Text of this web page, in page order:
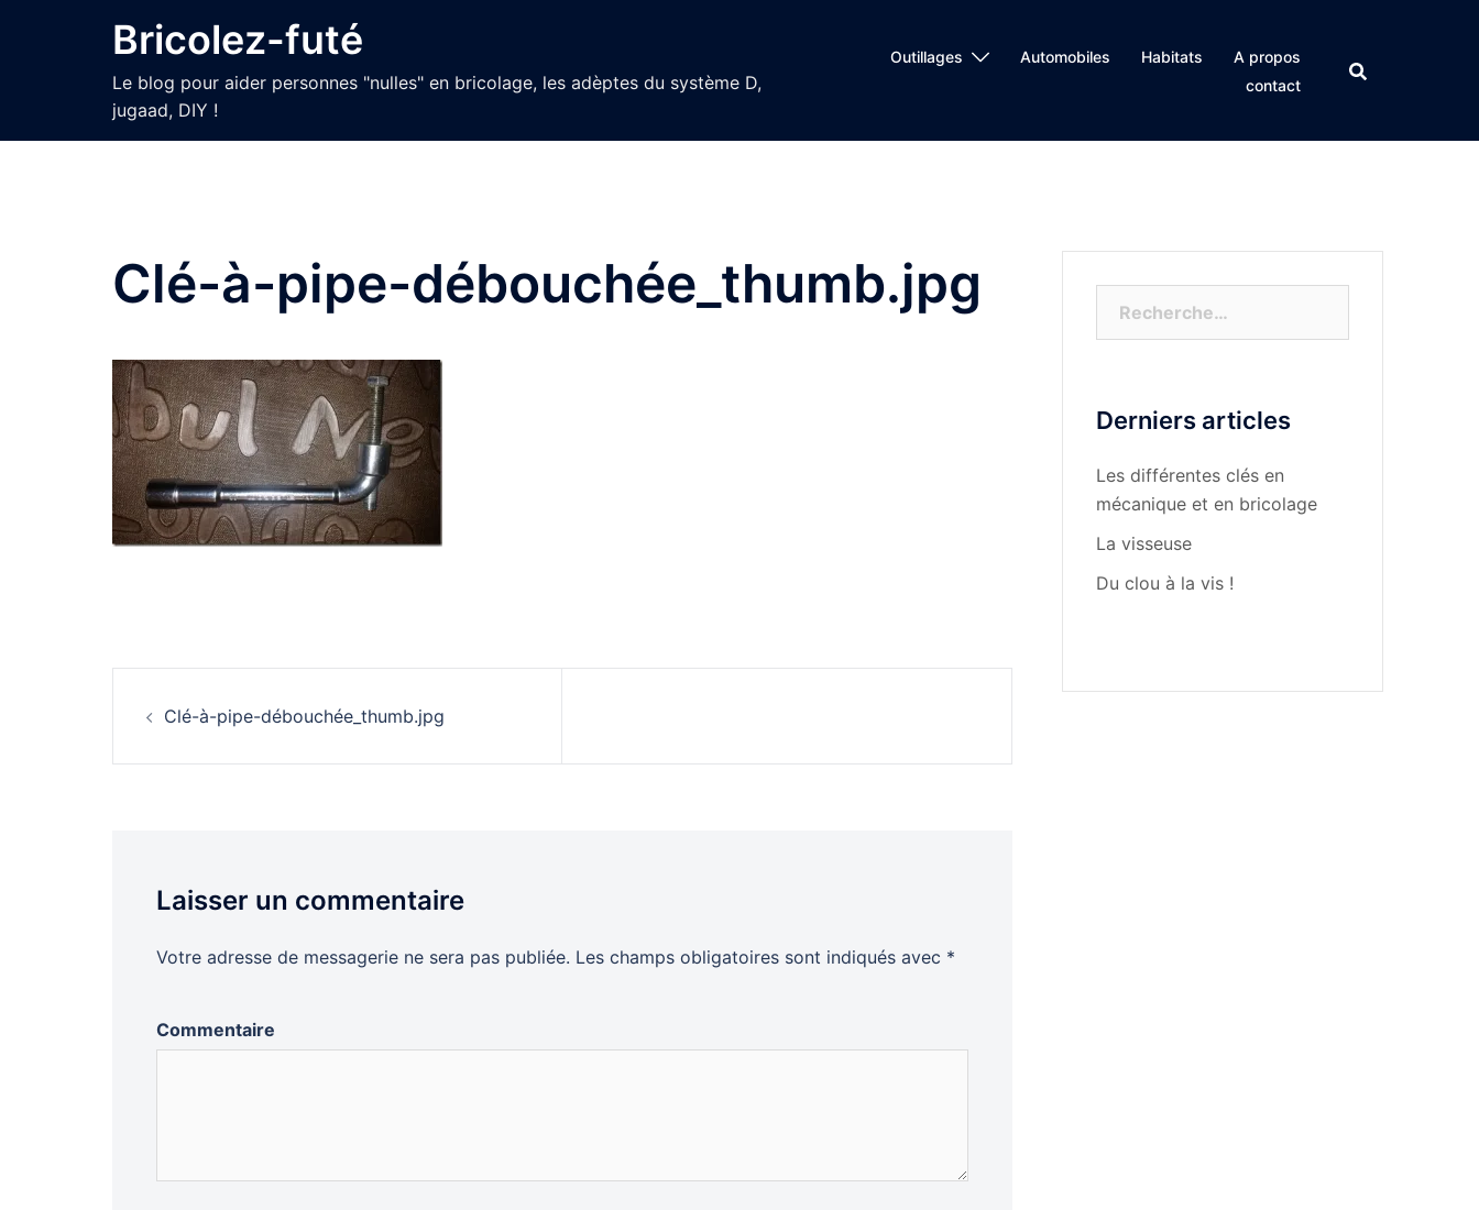
Bricolez-futé
Le blog pour aider personnes "nulles" en bricolage, les adèptes du système D,
jugaad, DIY !
Outillages Automobiles Habitats
A propos
contact
Clé-à-pipe-débouchée_thumb.jpg
Navigation
d’article
Clé-à-pipe-débouchée_thumb.jpg
Laisser un commentaire
Votre adresse de messagerie ne sera pas publiée. Les champs obligatoires sont indiqués avec *
Commentaire
Derniers articles
Les différentes clés en
mécanique et en bricolage
La visseuse
Du clou à la vis !